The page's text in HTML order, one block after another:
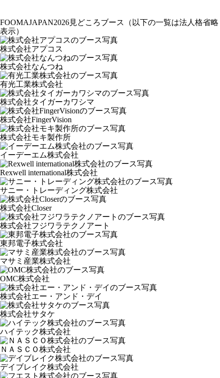
FOOMAJAPAN2026見どころブース
（以下の一覧は法人格省略
表示）
株式会社アプコス
株式会社なんつね
有光工業株式会社
株式会社タイガーカワシマ
株式会社FingerVision
株式会社モキ製作所
イーデーエム株式会社
Rexwell international株式会社
サニー・トレーディング株式会社
株式会社Closer
株式会社フジワラテクノアート
東邦電子株式会社
マサミ産業株式会社
OMC株式会社
株式会社エー・アンド・デイ
株式会社サタケ
ハイテック株式会社
ＮＡＳＣＯ株式会社
デイブレイク株式会社